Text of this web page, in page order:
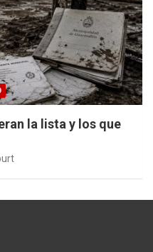
la lista y los que